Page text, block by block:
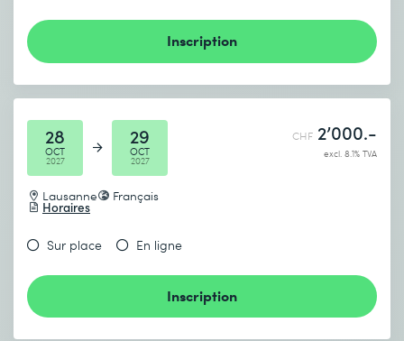
Inscription
28
OCT
2027
29
OCT
2027
Lausanne Français
Horaires
CHF 2’000.-
excl. 8.1% TVA
Sur place En ligne
Inscription